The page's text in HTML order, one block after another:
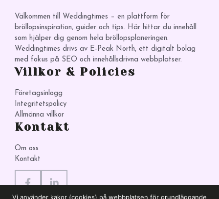
Välkommen till Weddingtimes – en plattform för
bröllopsinspiration, guider och tips. Här hittar du innehåll
som hjälper dig genom hela bröllopsplaneringen.
Weddingtimes drivs av E-Peak North, ett digitalt bolag
med fokus på SEO och innehållsdrivna webbplatser.
Villkor & Policies
Företagsinlogg
Integritetspolicy
Allmänna villkor
Kontakt
Om oss
Kontakt
Vi använder kakor (cookies) på webbplatsen för grundläggande